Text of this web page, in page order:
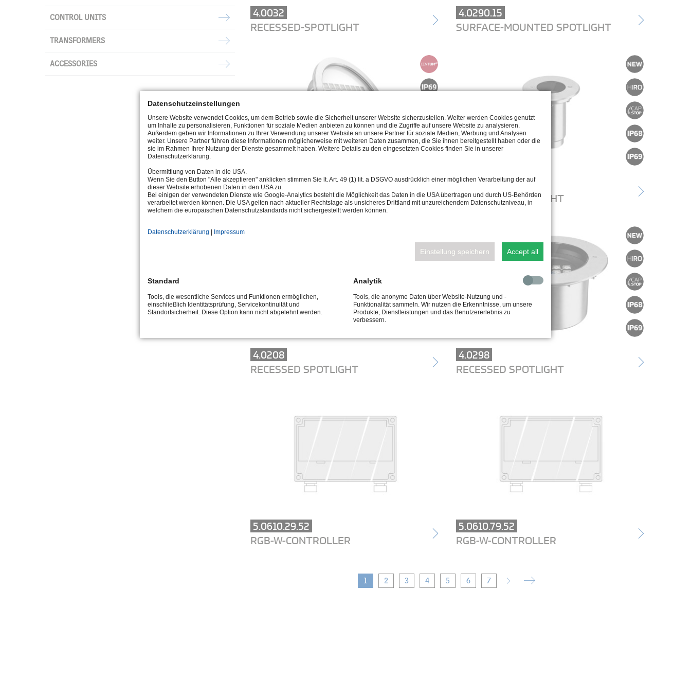
CONTROL UNITS
TRANSFORMERS
ACCESSORIES
4.0032
RECESSED-SPOTLIGHT
4.0290.15
SURFACE-MOUNTED SPOTLIGHT
4.0490
SURFACE-MOUNTED SPOTLIGHT
4.0108
RECESSED SPOTLIGHT
4.0208
RECESSED SPOTLIGHT
4.0298
RECESSED SPOTLIGHT
5.0610.29.52
RGB-W-CONTROLLER
5.0610.79.52
RGB-W-CONTROLLER
1 2 3 4 5 6 7
Datenschutzeinstellungen
Unsere Website verwendet Cookies, um dem Betrieb sowie die Sicherheit unserer Website sicherzustellen. Weiter werden Cookies genutzt
um Inhalte zu personalisieren, Funktionen für soziale Medien anbieten zu können und die Zugriffe auf unsere Website zu analysieren.
Außerdem geben wir Informationen zu Ihrer Verwendung unserer Website an unsere Partner für soziale Medien, Werbung und Analysen
weiter. Unsere Partner führen diese Informationen möglicherweise mit weiteren Daten zusammen, die Sie ihnen bereitgestellt haben oder die
sie im Rahmen Ihrer Nutzung der Dienste gesammelt haben. Weitere Details zu den eingesetzten Cookies finden Sie in unserer
Datenschutzerklärung.
Übermittlung von Daten in die USA.
Wenn Sie den Button "Alle akzeptieren" anklicken stimmen Sie lt. Art. 49 (1) lit. a DSGVO ausdrücklich einer möglichen Verarbeitung der auf
dieser Website erhobenen Daten in den USA zu.
Bei einigen der verwendeten Dienste wie Google-Analytics besteht die Möglichkeit das Daten in die USA übertragen und durch US-Behörden
verarbeitet werden können. Die USA gelten nach aktueller Rechtslage als unsicheres Drittland mit unzureichendem Datenschutzniveau, in
welchem die europäischen Datenschutzstandards nicht sichergestellt werden können.
Datenschutzerklärung Impressum
Einstellung speichern Accept all
Standard
Tools, die wesentliche Services und Funktionen ermöglichen,
einschließlich Identitätsprüfung, Servicekontinuität und
Standortsicherheit. Diese Option kann nicht abgelehnt werden.
Analytik
Tools, die anonyme Daten über Website-Nutzung und -
Funktionalität sammeln. Wir nutzen die Erkenntnisse, um unsere
Produkte, Dienstleistungen und das Benutzererlebnis zu
verbessern.